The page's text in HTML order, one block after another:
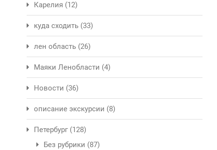
Карелия (12)
куда сходить (33)
лен область (26)
Маяки Ленобласти (4)
Новости (36)
описание экскурсии (8)
Петербург (128)
Без рубрики (87)